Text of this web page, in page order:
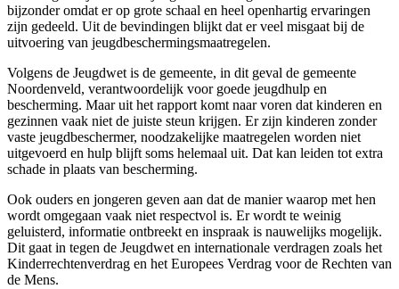
bijzonder omdat er op grote schaal en heel openhartig ervaringen
zijn gedeeld. Uit de bevindingen blijkt dat er veel misgaat bij de
uitvoering van jeugdbeschermingsmaatregelen.
Volgens de Jeugdwet is de gemeente, in dit geval de gemeente
Noordenveld, verantwoordelijk voor goede jeugdhulp en
bescherming. Maar uit het rapport komt naar voren dat kinderen en
gezinnen vaak niet de juiste steun krijgen. Er zijn kinderen zonder
vaste jeugdbeschermer, noodzakelijke maatregelen worden niet
uitgevoerd en hulp blijft soms helemaal uit. Dat kan leiden tot extra
schade in plaats van bescherming.
Ook ouders en jongeren geven aan dat de manier waarop met hen
wordt omgegaan vaak niet respectvol is. Er wordt te weinig
geluisterd, informatie ontbreekt en inspraak is nauwelijks mogelijk.
Dit gaat in tegen de Jeugdwet en internationale verdragen zoals het
Kinderrechtenverdrag en het Europees Verdrag voor de Rechten van
de Mens.